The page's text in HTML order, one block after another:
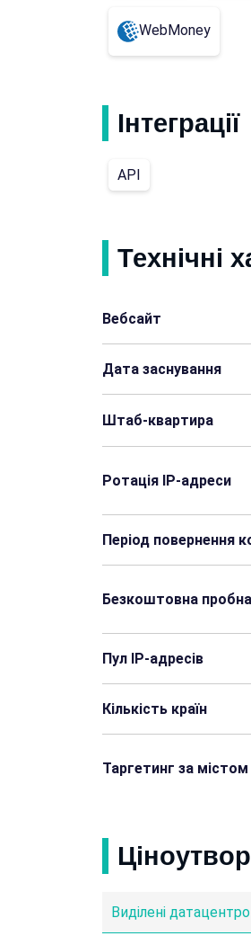
WebMoney
Інтеграції
API
Технічні
Вебсайт
Дата заснування
Штаб-квартира
Ротація IP-адреси
Період повернення
Безкоштовна пробна
Пул IP-адресів
Кількість країн
Таргетинг за містом
Виділені